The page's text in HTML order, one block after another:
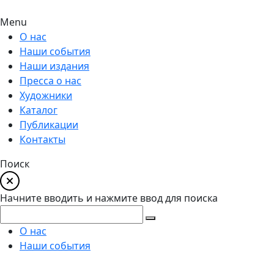
Menu
О нас
Наши события
Наши издания
Пресса о нас
Художники
Каталог
Публикации
Контакты
Поиск
Начните вводить и нажмите ввод для поиска
О нас
Наши события